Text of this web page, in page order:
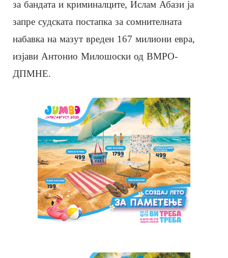
за бандата и криминалците, Ислам Абази ја
запре судската постапка за сомнителната
набавка на мазут вреден 167 милиони евра,
изјави Антонио Милошоски од ВМРО-
ДПМНЕ.